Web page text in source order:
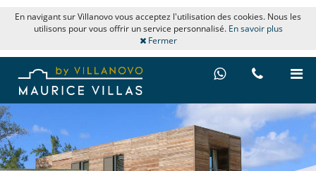
En navigant sur Villanovo vous acceptez l'utilisation des cookies. Nous les
utilisons pour vous offrir un service personnalisé. En savoir plus
Fermer